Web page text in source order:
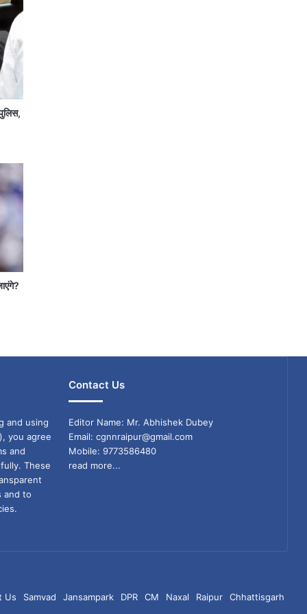
and using
you agree
and
These
and to
Contact Us
Editor Name: Mr. Abhishek Dubey
Email: cgnnraipur@gmail.com
Mobile: 9773586480
read more...
Us Samvad Jansampark DPR CM Naxal Raipur Chhattisgarh